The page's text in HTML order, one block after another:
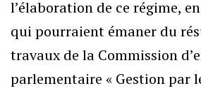
l’élaboration de ce régime,
qui pourraient émaner du
travaux de la Commission
parlementaire « Gestion par